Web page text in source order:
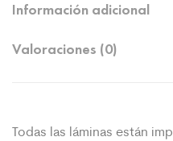
Información adicional
Valoraciones (0)
Todas las láminas están